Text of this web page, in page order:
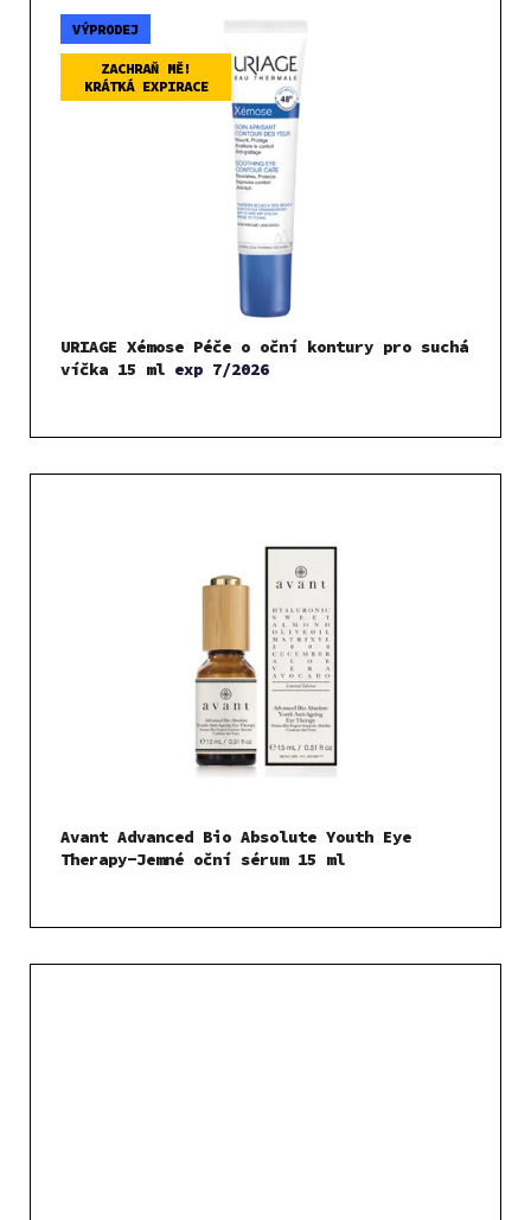
VÝPRODEJ
ZACHRAŇ MĚ!
KRÁTKÁ EXPIRACE
URIAGE Xémose Péče o oční kontury pro suchá
víčka 15 ml exp 7/2026
Avant Advanced Bio Absolute Youth Eye
Therapy-Jemné oční sérum 15 ml